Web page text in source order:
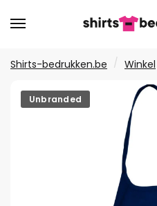
naar
naar
inhoud
Shirts-bedrukken.be / Winkel
Unbranded